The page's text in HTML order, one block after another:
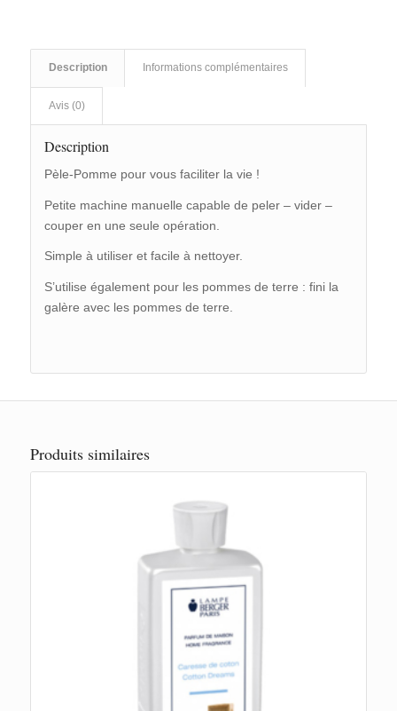
Description Informations complémentaires
Avis (0)
Description
Pèle-Pomme pour vous faciliter la vie !
Petite machine manuelle capable de peler – vider –
couper en une seule opération.
Simple à utiliser et facile à nettoyer.
S’utilise également pour les pommes de terre : fini la
galère avec les pommes de terre.
Produits similaires